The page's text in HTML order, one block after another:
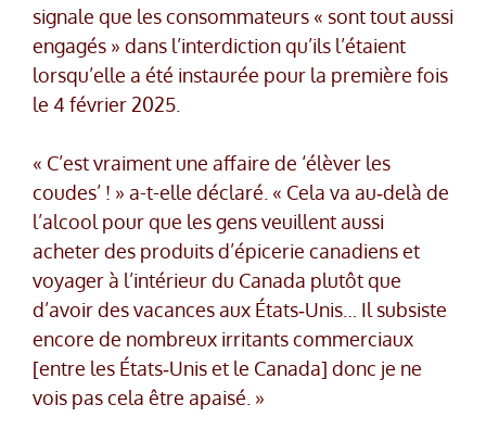
signale que les consommateurs « sont tout aussi
engagés » dans l’interdiction qu’ils l’étaient
lorsqu’elle a été instaurée pour la première fois
le 4 février 2025.
« C’est vraiment une affaire de ‘élèver les
coudes’ ! » a-t-elle déclaré. « Cela va au‑delà de
l’alcool pour que les gens veuillent aussi
acheter des produits d’épicerie canadiens et
voyager à l’intérieur du Canada plutôt que
d’avoir des vacances aux États‑Unis… Il subsiste
encore de nombreux irritants commerciaux
[entre les États‑Unis et le Canada] donc je ne
vois pas cela être apaisé. »